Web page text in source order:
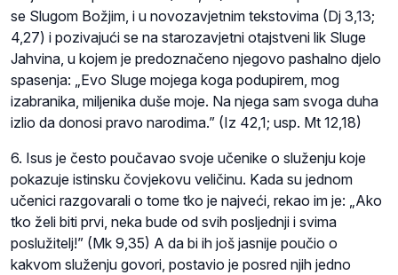
se Slugom Božjim, i u novozavjetnim tekstovima (Dj 3,13;
4,27) i pozivajući se na starozavjetni otajstveni lik Sluge
Jahvina, u kojem je predoznačeno njegovo pashalno djelo
spasenja: „Evo Sluge mojega koga podupirem, mog
izabranika, miljenika duše moje. Na njega sam svoga duha
izlio da donosi pravo narodima.” (Iz 42,1; usp. Mt 12,18)
6. Isus je često poučavao svoje učenike o služenju koje
pokazuje istinsku čovjekovu veličinu. Kada su jednom
učenici razgovarali o tome tko je najveći, rekao im je: „Ako
tko želi biti prvi, neka bude od svih posljednji i svima
poslužitelj!” (Mk 9,35) A da bi ih još jasnije poučio o
kakvom služenju govori, postavio je posred njih jedno